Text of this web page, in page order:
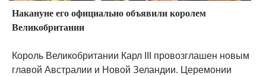
Накануне его официально объявили королем
Великобритании
Король Великобритании Карл III провозглашен новым
главой Австралии и Новой Зеландии. Церемонии